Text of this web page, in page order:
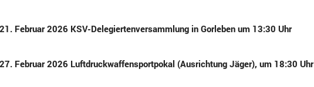
21. Februar 2026 KSV-Delegiertenversammlung in Gorleben um 13:30 Uhr
27. Februar 2026 Luftdruckwaffensportpokal (Ausrichtung Jäger), um 18:30 Uhr